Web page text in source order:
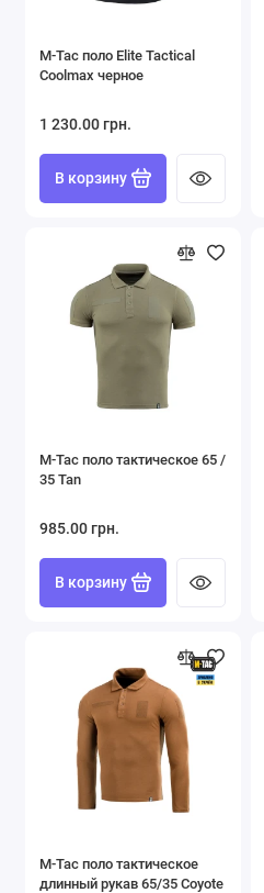
Футболки Поло
Шорты
Показать все
M-Tac поло Elite Tactical
Coolmax черное
1 230.00 грн.
В корзину
M-Tac поло тактическое 65 /
35 Tan
985.00 грн.
В корзину
M-Tac поло тактическое
длинный рукав 65/35 Coyote